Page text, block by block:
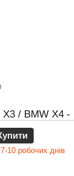
/ BMW X4
10 робочих днів